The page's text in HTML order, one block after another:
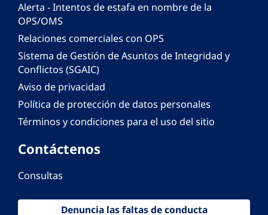
Alerta - Intentos de estafa en nombre de la
OPS/OMS
Relaciones comerciales con OPS
Sistema de Gestión de Asuntos de Integridad y
Conflictos (SGAIC)
Aviso de privacidad
Política de protección de datos personales
Términos y condiciones para el uso del sitio
Contáctenos
Consultas
Denuncia las faltas de conducta